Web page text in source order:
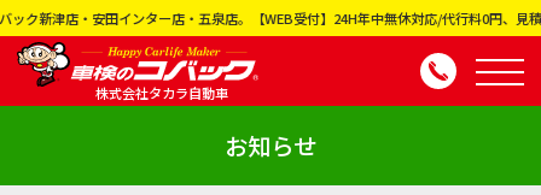
・安田インター店・五泉店。【WEB受付】24H年中無休対応/代行料0円、見積り0円、
株式会社タカラ自動車
お知らせ